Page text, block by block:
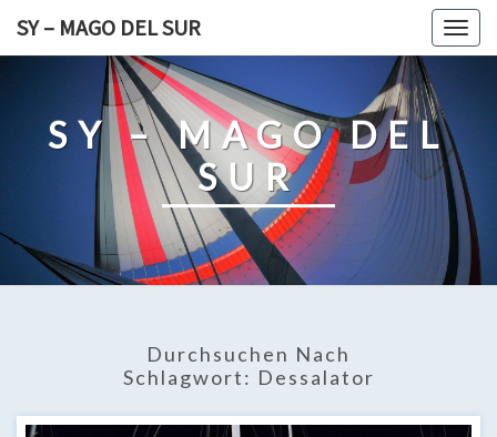
SY – MAGO DEL SUR
SY – MAGO DEL
SUR
Durchsuchen Nach
Schlagwort: Dessalator